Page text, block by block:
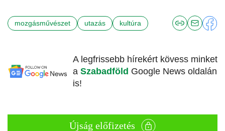
mozgásművészet utazás kultúra
A legfrissebb hírekért kövess minket
a Szabadföld Google News oldalán
is!
Újság előfizetés